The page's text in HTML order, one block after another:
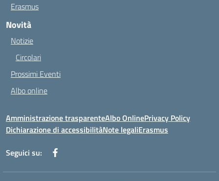
Erasmus
Novità
Notizie
Circolari
Prossimi Eventi
Albo online
Amministrazione trasparenteAlbo OnlinePrivacy Policy
Dichiarazione di accessibilitàNote legaliErasmus
Seguici su: